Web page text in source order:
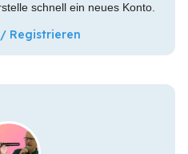
schnell ein neues Konto.
Registrieren